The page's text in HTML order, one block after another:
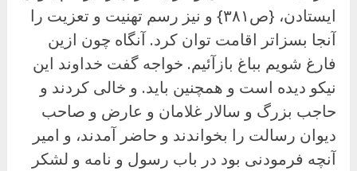
ایستادن، {ص۳۸۱} و نیز رسم تهنیت و تعزیت را
آنجا بسزاتر اقامت توان کرد. آنگاه چون ازین
فارغ شویم بباغ بازآئیم. خواجه گفت خداوند این
نیکو دیده است و همچنین باید. و خالی کردند و
حاجب بزرگ و سالار غلامان و عارض و صاحب
دیوان رسالت را بخواندند و حاضر آمدند، و امیر
آنچه فرمودنی بود در باب رسول و نامه و لشکر